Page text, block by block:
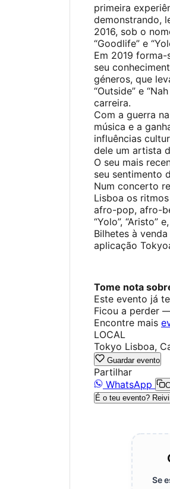
primeira
demonstrando,
2016, sob o
“Goodlife” e
Em 2019
seu
géneros, que
“Outside” e
carreira.
Com a guerra
música e a
influências
dele um artista
O seu mais
seu sentimento
Num concerto
Lisboa os
afro-pop, afro-
“Yolo”, “Aristo”
Bilhetes à
aplicação
Tome nota
Este evento já
Ficou a perder
Encontre mais
LOCAL
Tokyo Lisboa,
Guardar evento
Partilhar
WhatsApp
É o teu evento?
Se